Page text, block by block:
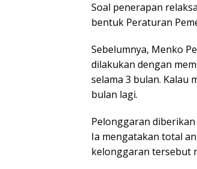
Soal penerapan
bentuk Peraturan
Sebelumnya, Menko
dilakukan dengan
selama 3 bulan. Kalau
bulan lagi.
Pelonggaran
Ia mengatakan total
kelonggaran tersebut